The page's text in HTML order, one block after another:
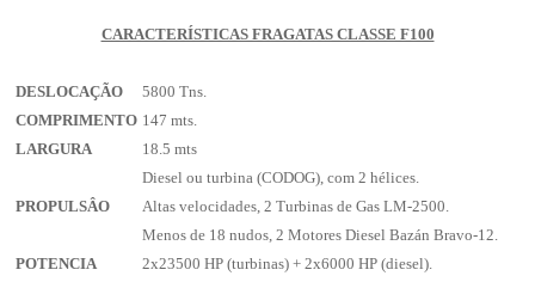
CARACTERÍSTICAS FRAGATAS CLASSE F100
DESLOCAÇÃO
5800 Tns.
COMPRIMENTO 147 mts.
LARGURA
18.5 mts
PROPULSÂO
Diesel ou turbina (CODOG), com 2 hélices.
Altas velocidades, 2 Turbinas de Gas LM-2500.
Menos de 18 nudos, 2 Motores Diesel Bazán Bravo-12.
POTENCIA
2x23500 HP (turbinas) + 2x6000 HP (diesel).